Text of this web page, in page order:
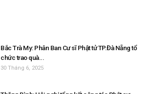
Bắc Trà My: Phân Ban Cư sĩ Phật tử TP.Đà Nẵng tổ
chức trao quà...
30 Tháng 6, 2025